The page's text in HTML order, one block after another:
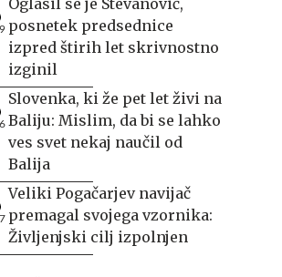
Oglasil se je Stevanović,
posnetek predsednice
izpred štirih let skrivnostno
izginil
Slovenka, ki že pet let živi na
Baliju: Mislim, da bi se lahko
ves svet nekaj naučil od
Balija
Veliki Pogačarjev navijač
premagal svojega vzornika:
Življenjski cilj izpolnjen